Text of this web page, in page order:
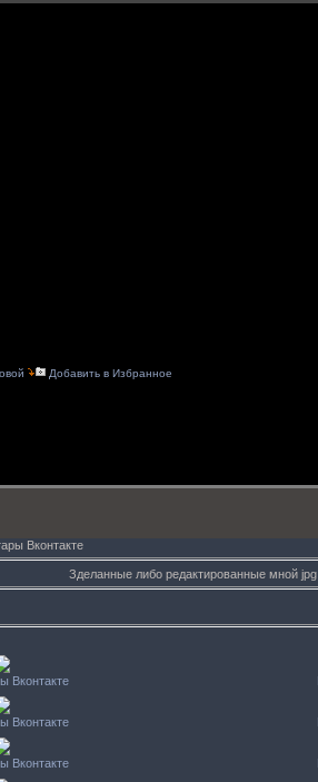
Добавить в Избранное
Вконтакте
Зделанные либо редактированные мной jpg
Вконтакте
Вконтакте
Вконтакте